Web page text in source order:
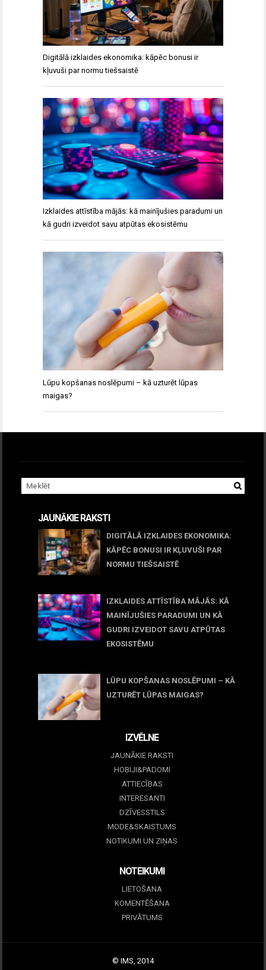
Digitālā izklaides ekonomika: kāpēc bonusi ir
kļuvuši par normu tiešsaistē
Izklaides attīstība mājās: kā mainījušies paradumi un
kā gudri izveidot savu atpūtas ekosistēmu
Lūpu kopšanas noslēpumi – kā uzturēt lūpas
maigas?
JAUNĀKIE RAKSTI
DIGITĀLĀ IZKLAIDES EKONOMIKA:
KĀPĒC BONUSI IR KĻUVUŠI PAR
NORMU TIEŠSAISTĒ
IZKLAIDES ATTĪSTĪBA MĀJĀS: KĀ
MAINĪJUŠIES PARADUMI UN KĀ
GUDRI IZVEIDOT SAVU ATPŪTAS
EKOSISTĒMU
LŪPU KOPŠANAS NOSLĒPUMI – KĀ
UZTURĒT LŪPAS MAIGAS?
IZVĒLNE
JAUNĀKIE RAKSTI
HOBIJI&PADOMI
ATTIECĪBAS
INTERESANTI
DZĪVESSTILS
MODE&SKAISTUMS
NOTIKUMI UN ZIŅAS
NOTEIKUMI
LIETOŠANA
KOMENTĒŠANA
PRIVĀTUMS
© IMS, 2014